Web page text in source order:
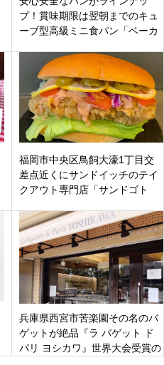
プ！賞味期限は翌朝までのキュ
ーブ型高級ミニ食パン「ベーカ
つくば駅
福岡市中央区鳥飼大濠1丁目交
差点近くにサンドイッチのテイ
クアウト専門店「サンドゴト
おすすめ！
兵庫県西宮市苦楽園その名のバ
ゲットが絶品『ラ バゲット ド
パリ ヨシカワ』世界大会受賞の